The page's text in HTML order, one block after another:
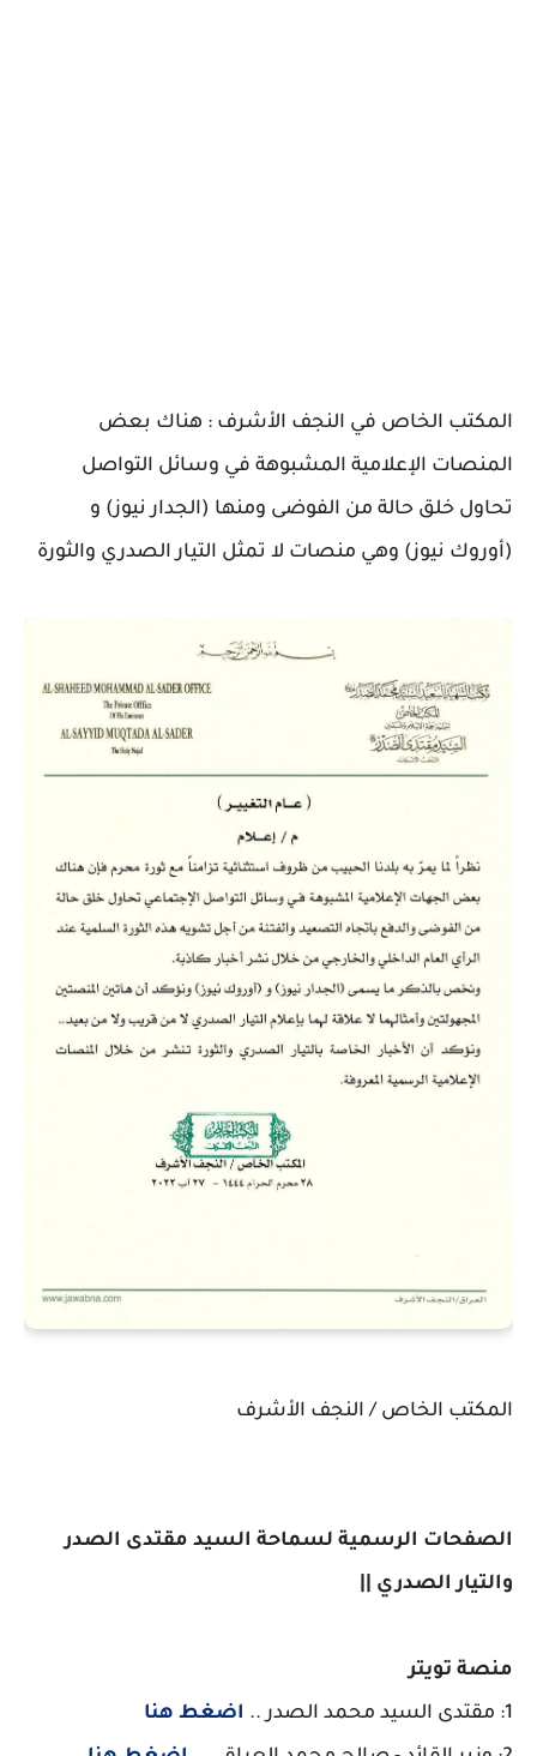
المكتب الخاص في النجف الأشرف : هناك بعض
المنصات الإعلامية المشبوهة في وسائل التواصل
تحاول خلق حالة من الفوضى ومنها (الجدار نيوز) و
(أوروك نيوز) وهي منصات لا تمثل التيار الصدري والثورة
المكتب الخاص / النجف الأشرف
الصفحات الرسمية لسماحة السيد مقتدى الصدر
والتيار الصدري ||
منصة تويتر
1: مقتدى السيد محمد الصدر ..
اضغط هنا